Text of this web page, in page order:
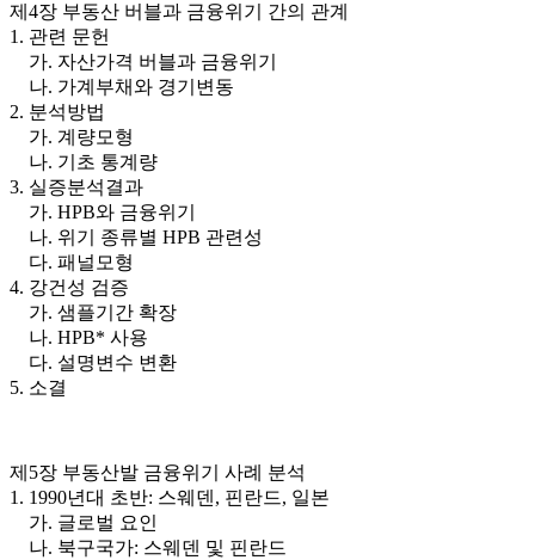
제4장 부동산 버블과 금융위기 간의 관계
1. 관련 문헌
가. 자산가격 버블과 금융위기
나. 가계부채와 경기변동
2. 분석방법
가. 계량모형
나. 기초 통계량
3. 실증분석결과
가. HPB와 금융위기
나. 위기 종류별 HPB 관련성
다. 패널모형
4. 강건성 검증
가. 샘플기간 확장
나. HPB* 사용
다. 설명변수 변환
5. 소결
제5장 부동산발 금융위기 사례 분석
1. 1990년대 초반: 스웨덴, 핀란드, 일본
가. 글로벌 요인
나. 북구국가: 스웨덴 및 핀란드